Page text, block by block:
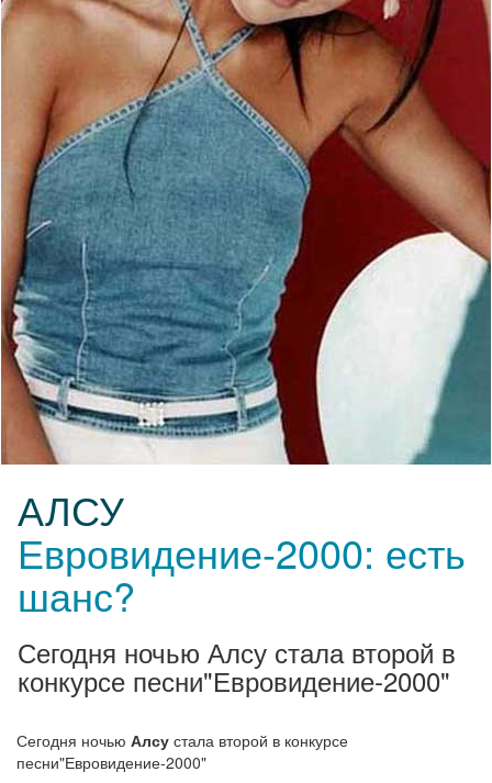
АЛСУ
Евровидение-2000: есть
шанс?
Сегодня ночью Алсу стала второй в
конкурсе песни"Евровидение-2000"
Сегодня ночью Алсу стала второй в конкурсе
песни"Евровидение-2000"